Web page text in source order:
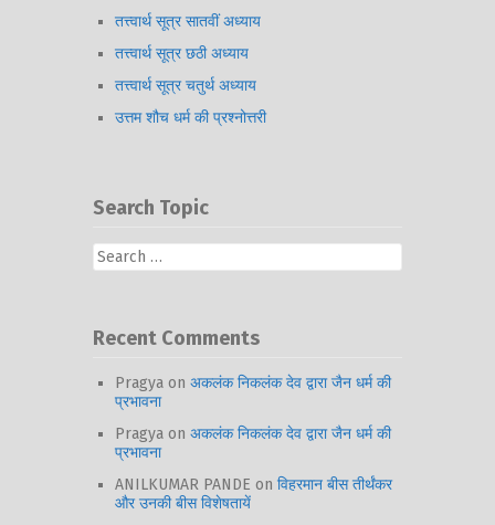
तत्त्वार्थ सूत्र सातवीं अध्याय
तत्त्वार्थ सूत्र छठी अध्याय
तत्त्वार्थ सूत्र चतुर्थ अध्याय
उत्तम शौच धर्म की प्रश्नोत्तरी
Search Topic
Search
for:
Recent Comments
Pragya on अकलंक निकलंक देव द्वारा जैन धर्म की
प्रभावना
Pragya on अकलंक निकलंक देव द्वारा जैन धर्म की
प्रभावना
ANILKUMAR PANDE on विहरमान बीस तीर्थंकर
और उनकी बीस विशेषतायें